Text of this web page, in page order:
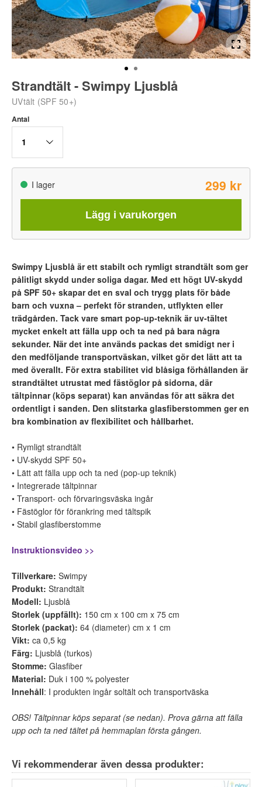
Strandtält - Swimpy Ljusblå
UVtält (SPF 50+)
Antal
1
I lager 299 kr
Lägg i varukorgen
Swimpy Ljusblå är ett stabilt och rymligt strandtält som ger
pålitligt skydd under soliga dagar. Med ett högt UV-skydd
på SPF 50+ skapar det en sval och trygg plats för både
barn och vuxna – perfekt för stranden, utflykten eller
trädgården. Tack vare smart pop-up-teknik är uv-tältet
mycket enkelt att fälla upp och ta ned på bara några
sekunder. När det inte används packas det smidigt ner i
den medföljande transportväskan, vilket gör det lätt att ta
med överallt. För extra stabilitet vid blåsiga förhållanden är
strandtältet utrustat med fästöglor på sidorna, där
tältpinnar (köps separat) kan användas för att säkra det
ordentligt i sanden. Den slitstarka glasfiberstommen ger en
bra kombination av flexibilitet och hållbarhet.
• Rymligt strandtält
• UV-skydd SPF 50+
• Lätt att fälla upp och ta ned (pop-up teknik)
• Integrerade tältpinnar
• Transport- och förvaringsväska ingår
• Fästöglor för förankring med tältspik
• Stabil glasfiberstomme
Instruktionsvideo >>
Tillverkare: Swimpy
Produkt: Strandtält
Modell: Ljusblå
Storlek (uppfällt): 150 cm x 100 cm x 75 cm
Storlek (packat): 64 (diameter) cm x 1 cm
Vikt: ca 0,5 kg
Färg: Ljusblå (turkos)
Stomme: Glasfiber
Material: Duk i 100 % polyester
Innehåll: I produkten ingår soltält och transportväska
OBS! Tältpinnar köps separat (se nedan). Prova gärna att fälla
upp och ta ned tältet på hemmaplan första gången.
Vi rekommenderar även dessa produkter: